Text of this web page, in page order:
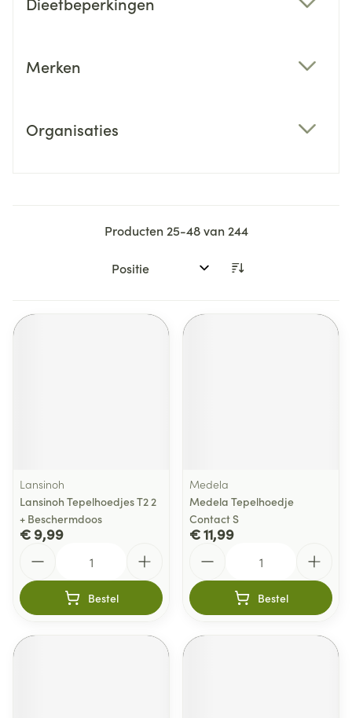
Merken
Organisaties
Producten 25-48van 244
Sorteer op:
Lansinoh
Lansinoh Tepelhoedjes T2 2
+ Beschermdoos
€ 9,99
Bestel
Medela
Medela Tepelhoedje
Contact S
€ 11,99
Bestel